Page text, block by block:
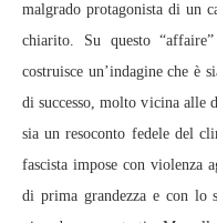
malgrado protagonista di un
chiarito. Su questo
costruisce un’indagine che è
di successo, molto vicina alle
sia un resoconto fedele del
fascista impose con violenza
di prima grandezza e con lo